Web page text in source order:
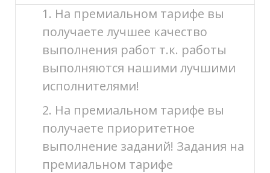
1. На премиальном тарифе вы
получаете лучшее качество
выполнения работ т.к. работы
выполняются нашими лучшими
исполнителями!
2. На премиальном тарифе вы
получаете приоритетное
выполнение заданий! Задания на
премиальном тарифе